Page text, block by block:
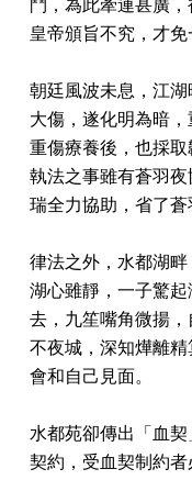
皇帝頒旨不究，才免
朝廷風波未息，江
大傷，遂化明為暗
重傷療養後，也採取
執法之事雖有蒼羽
瑞全力協助，省了蒼
律法之外，水都湖
湖心雖靜，一子驚
去，九笙嘴角微揚
不夜城，深知燁離
會和自己見面。
水都苑卻傳出「血
契約，受血契制約